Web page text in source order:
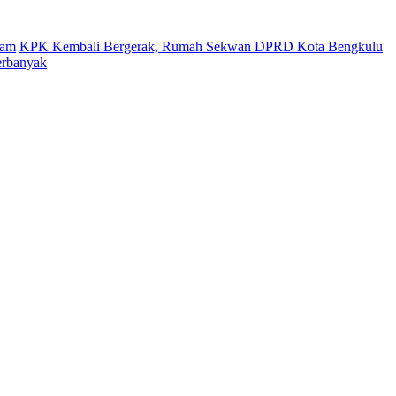
KPK Kembali Bergerak, Rumah Sekwan DPRD Kota Bengkulu